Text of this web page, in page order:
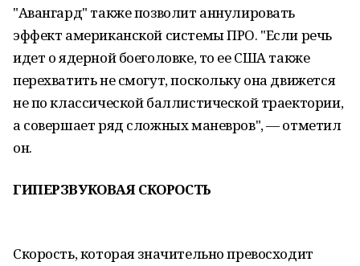
"Авангард" также позволит аннулировать
эффект американской системы ПРО. "Если речь
идет о ядерной боеголовке, то ее США также
перехватить не смогут, поскольку она движется
не по классической баллистической траектории,
а совершает ряд сложных маневров", — отметил
он.
ГИПЕРЗВУКОВАЯ СКОРОСТЬ
Скорость, которая значительно превосходит